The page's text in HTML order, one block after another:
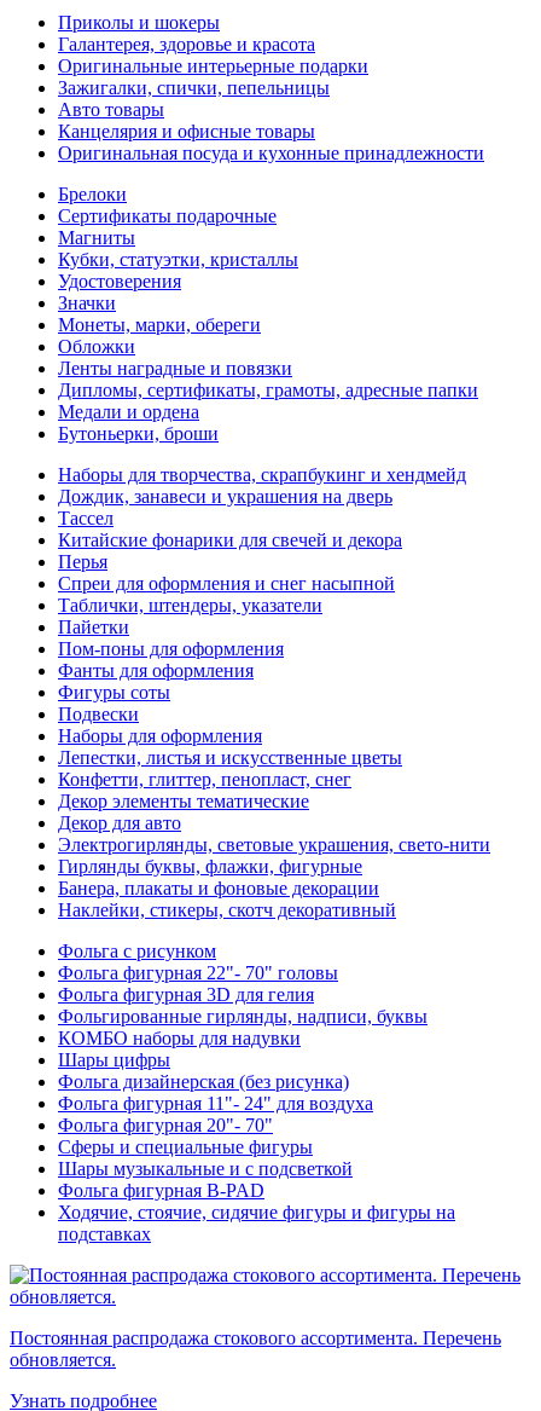
Приколы и шокеры
Галантерея, здоровье и красота
Оригинальные интерьерные подарки
Зажигалки, спички, пепельницы
Авто товары
Канцелярия и офисные товары
Оригинальная посуда и кухонные принадлежности
Брелоки
Сертификаты подарочные
Магниты
Кубки, статуэтки, кристаллы
Удостоверения
Значки
Монеты, марки, обереги
Обложки
Ленты наградные и повязки
Дипломы, сертификаты, грамоты, адресные папки
Медали и ордена
Бутоньерки, броши
Наборы для творчества, скрапбукинг и хендмейд
Дождик, занавеси и украшения на дверь
Тассел
Китайские фонарики для свечей и декора
Перья
Спреи для оформления и снег насыпной
Таблички, штендеры, указатели
Пайетки
Пом-поны для оформления
Фанты для оформления
Фигуры соты
Подвески
Наборы для оформления
Лепестки, листья и искусственные цветы
Конфетти, глиттер, пенопласт, снег
Декор элементы тематические
Декор для авто
Электрогирлянды, световые украшения, свето-нити
Гирлянды буквы, флажки, фигурные
Банера, плакаты и фоновые декорации
Наклейки, стикеры, скотч декоративный
Фольга с рисунком
Фольга фигурная 22"- 70" головы
Фольга фигурная 3D для гелия
Фольгированные гирлянды, надписи, буквы
КОМБО наборы для надувки
Шары цифры
Фольга дизайнерская (без рисунка)
Фольга фигурная 11"- 24" для воздуха
Фольга фигурная 20"- 70"
Сферы и специальные фигуры
Шары музыкальные и с подсветкой
Фольга фигурная B-PAD
Ходячие, стоячие, сидячие фигуры и фигуры на
подставках
Постоянная распродажа стокового ассортимента. Перечень
обновляется.
Узнать подробнее